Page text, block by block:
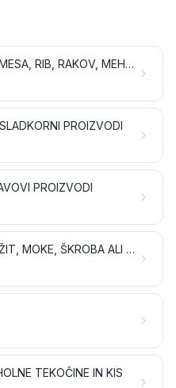
PROIZVODI IZ MESA, RIB, RAKOV, MEHKUŽCEV ALI DRUGIH VODNIH NEVRETENČARJEV ALI INSEKTOV
PROIZVODI
PROIZVODI
PROIZVODI IZ ŽIT, MOKE, ŠKROBA ALI MLEKA; SLAŠČIČARSKI PROIZVODI
TEKOČINE IN KIS